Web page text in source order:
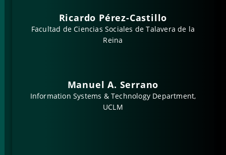
Ricardo Pérez-Castillo
Facultad de Ciencias Sociales de Talavera de la
Reina
Manuel A. Serrano
Information Systems & Technology Department,
UCLM